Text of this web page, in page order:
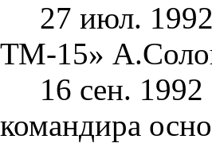
27 июл.
ТМ-15»
16 сен. 1992
командира